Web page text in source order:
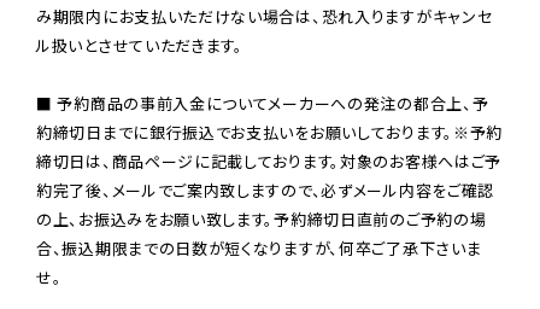
み期限内にお支払いただけない場合は、恐れ入りますがキャンセ
ル扱いとさせていただきます。
■ 予約商品の事前入金についてメーカーへの発注の都合上、予
約締切日までに銀行振込でお支払いをお願いしております。※予約
締切日は、商品ページに記載しております。対象のお客様へはご予
約完了後、メールでご案内致しますので、必ずメール内容をご確認
の上、お振込みをお願い致します。予約締切日直前のご予約の場
合、振込期限までの日数が短くなりますが、何卒ご了承下さいま
せ。